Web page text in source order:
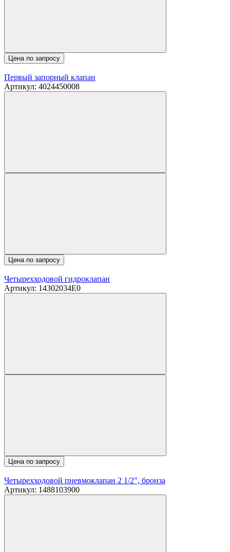
Цена по запросу
Первый запорный клапан
Артикул: 4024450008
Цена по запросу
Четырехходовой гидроклапан
Артикул: 14302034E0
Цена по запросу
Четырехходовой пневмоклапан 2 1/2", бронза
Артикул: 1488103900